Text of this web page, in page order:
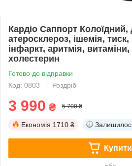
Кардіо Саппорт
атеросклероз, ішемія, тиск,
інфаркт, аритмія, витаміни,
холестерин
Готово до відправки
Код: 0803
Роздріб
3 990 ₴ 5 700 ₴
Економія 1710 ₴
Купити